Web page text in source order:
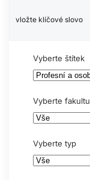
Vyberte štítek
Vyberte fakultu
Vyberte typ